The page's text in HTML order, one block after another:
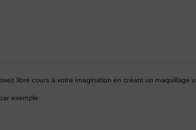
libre cours à votre imagination en créant un maquillage
exemple.